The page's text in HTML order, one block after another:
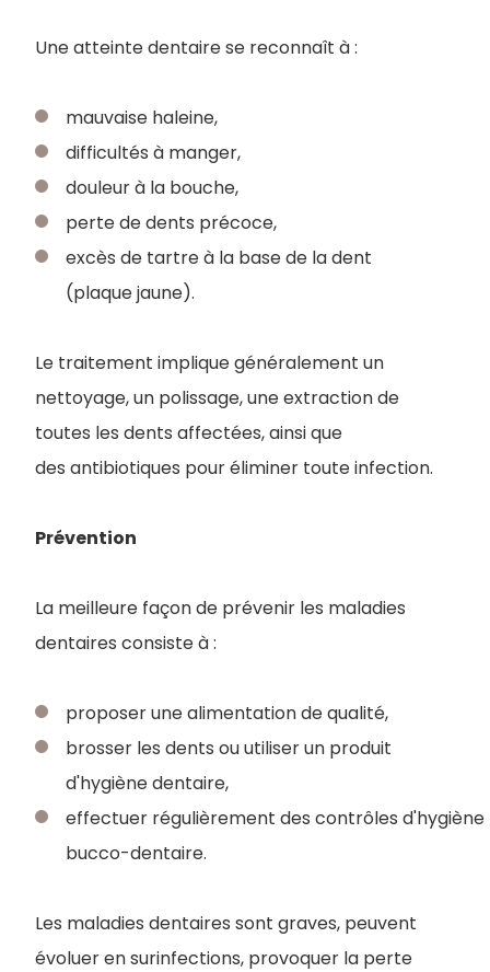
Une atteinte dentaire se reconnaît à :
mauvaise haleine,
difficultés à manger,
douleur à la bouche,
perte de dents précoce,
excès de tartre à la base de la dent
(plaque jaune).
Le traitement implique généralement un
nettoyage, un polissage, une extraction de
toutes les dents affectées, ainsi que
des antibiotiques pour éliminer toute infection.
Prévention
La meilleure façon de prévenir les maladies
dentaires consiste à :
proposer une alimentation de qualité,
brosser les dents ou utiliser un produit
d'hygiène dentaire,
effectuer régulièrement des contrôles d'hygiène
bucco-dentaire.
Les maladies dentaires sont graves, peuvent
évoluer en surinfections, provoquer la perte